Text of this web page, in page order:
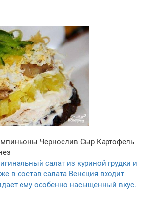
Чернослив Сыр Картофель
салат из куриной грудки и
в состав салата Венеция входит
ему особенно насыщенный вкус.